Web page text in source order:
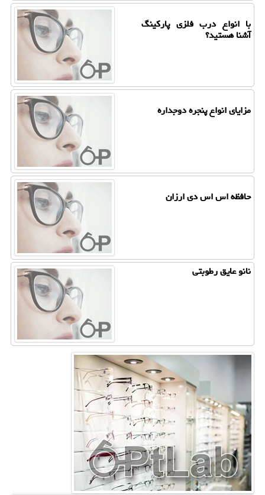
با انواع درب فلزی پاركینگ
آشنا هستید؟
مزایای انواع پنجره دوجداره
حافظه اس اس دی ارزان
نانو عایق رطوبتی